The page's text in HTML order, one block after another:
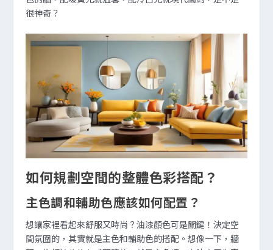
很神奇？
如何規劃空間的整體色彩搭配？
主色調和輔助色應該如何配置？
想讓家裡看起來舒服又時尚？油漆顏色可是關鍵！決定空
間氛圍的，其實就是主色和輔助色的搭配。想像一下，牆